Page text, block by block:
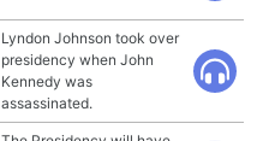
Lyndon Johnson took over
presidency when John
Kennedy was
assassinated.